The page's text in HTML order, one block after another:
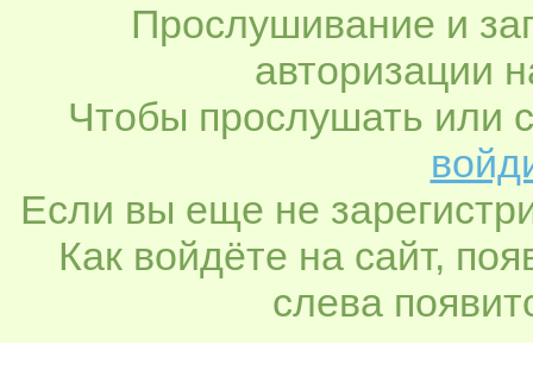
Прослушивание и
авторизации
Чтобы прослушать или
Если вы еще не
Как войдёте на сайт,
слева